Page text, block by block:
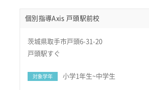
個別指導Axis 戸頭駅前校
茨城県取手市戸頭6-31-20
戸頭駅すぐ
対象学年 小学1年生~中学生